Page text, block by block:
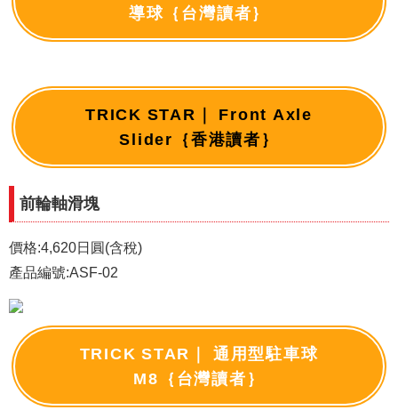
導球｛台灣讀者｝
TRICK STAR｜ Front Axle
Slider｛香港讀者｝
前輪軸滑塊
價格:4,620日圓(含稅)
產品編號:ASF-02
TRICK STAR｜ 通用型駐車球
M8｛台灣讀者｝